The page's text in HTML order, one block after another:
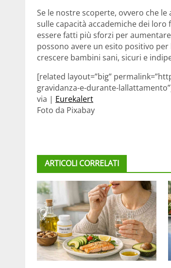
Se le nostre scoperte, ovvero che
sulle capacità accademiche dei
essere fatti più sforzi per
possono avere un esito positivo
crescere bambini sani, sicuri e
[related layout=”big”
gravidanza-e-durante-
via | Eurekalert
Foto da Pixabay
ARTICOLI CORRELATI